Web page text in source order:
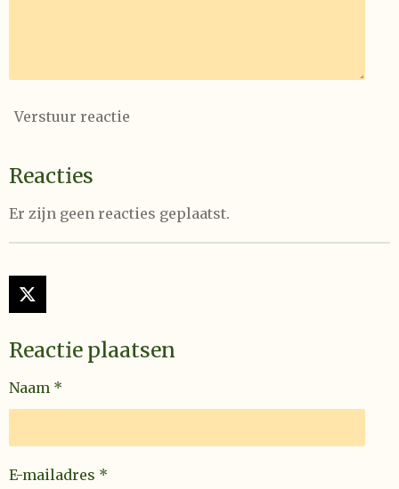
Verstuur reactie
Reacties
Er zijn geen reacties geplaatst.
X
Reactie plaatsen
Naam *
E-mailadres *